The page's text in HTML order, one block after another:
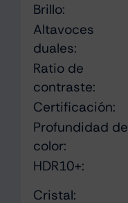
Brillo:
Altavoces
duales:
Ratio de
contraste:
Certificación:
Profundidad de
color:
HDR10+:
Cristal: